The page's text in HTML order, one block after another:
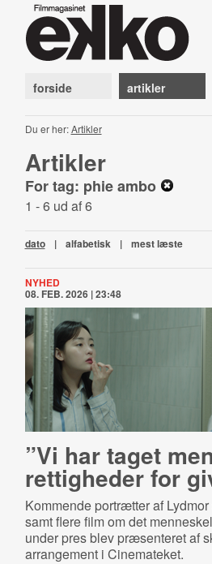
forside artikler
Du er her:Artikler
Artikler
For tag: phie ambo
1 - 6 ud af 6
dato | alfabetisk | mest læste
NYHED
08. FEB. 2026 | 23:48
”Vi har taget
ret­tig­he­der for
Kommende portrætter af
samt flere film om det
under pres blev præsenteret af
arrangement i Cinemateket.